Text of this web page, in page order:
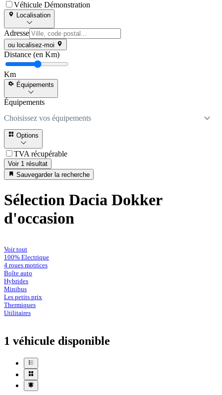
Véhicule Démonstration
Localisation
Adresse
ou localisez-moi
Distance (en Km)
Km
Équipements
Équipements
Choisissez vos équipements
Options
TVA récupérable
Voir 1 résultat
Sauvegarder la recherche
Sélection Dacia Dokker
d'occasion
Voir tout
100% Electrique
4 roues motrices
Boîte auto
Hybrides
Minibus
Les petits prix
Thermiques
Utilitaires
1 véhicule disponible